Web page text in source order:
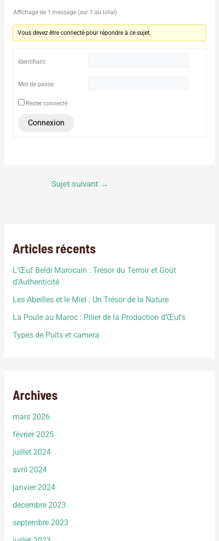
Affichage de 1 message (sur 1 au total)
Vous devez être connecté pour répondre à ce sujet.
Identifiant:
Mot de passe:
Rester connecté
Connexion
Sujet suivant →
Articles récents
L’Œuf Beldi Marocain : Trésor du Terroir et Goût
d’Authenticité
Les Abeilles et le Miel : Un Trésor de la Nature
La Poule au Maroc : Pilier de la Production d’Œufs
Types de Puits et camera
Archives
mars 2026
février 2025
juillet 2024
avril 2024
janvier 2024
décembre 2023
septembre 2023